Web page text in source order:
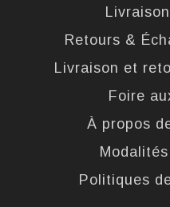
Retours &
Livraison et
Foire
À propos
Politiques